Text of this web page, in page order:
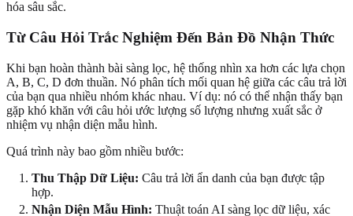
hóa sâu sắc.
Từ Câu Hỏi Trắc Nghiệm Đến Bản Đồ Nhận Thức
Khi bạn hoàn thành bài sàng lọc, hệ thống nhìn xa hơn các lựa chọn
A, B, C, D đơn thuần. Nó phân tích mối quan hệ giữa các câu trả lời
của bạn qua nhiều nhóm khác nhau. Ví dụ: nó có thể nhận thấy bạn
gặp khó khăn với câu hỏi ước lượng số lượng nhưng xuất sắc ở
nhiệm vụ nhận diện mẫu hình.
Quá trình này bao gồm nhiều bước:
Thu Thập Dữ Liệu: Câu trả lời ẩn danh của bạn được tập
hợp.
Nhận Diện Mẫu Hình: Thuật toán AI sàng lọc dữ liệu, xác